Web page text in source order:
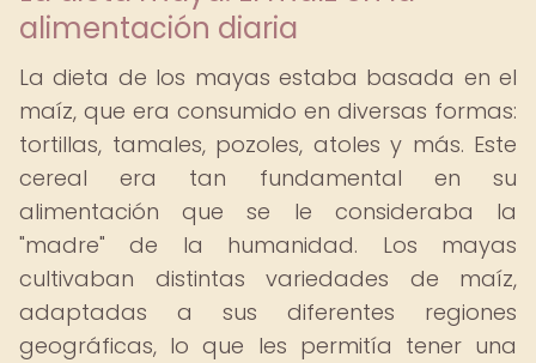
alimentación diaria
La dieta de los mayas estaba basada en el
maíz, que era consumido en diversas formas:
tortillas, tamales, pozoles, atoles y más. Este
cereal era tan fundamental en su
alimentación que se le consideraba la
"madre" de la humanidad. Los mayas
cultivaban distintas variedades de maíz,
adaptadas a sus diferentes regiones
geográficas, lo que les permitía tener una